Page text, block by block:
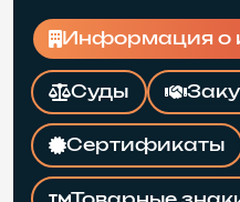
Информация о
Суды
Сертификаты